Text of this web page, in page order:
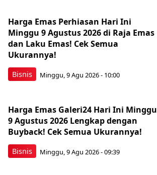
Bisnis
Harga Emas Perhiasan Hari Ini
Minggu 9 Agustus 2026 di Raja Emas
dan Laku Emas! Cek Semua
Ukurannya!
Minggu, 9 Agu 2026 - 10:00
Bisnis
Harga Emas Galeri24 Hari Ini Minggu
9 Agustus 2026 Lengkap dengan
Buyback! Cek Semua Ukurannya!
Minggu, 9 Agu 2026 - 09:39